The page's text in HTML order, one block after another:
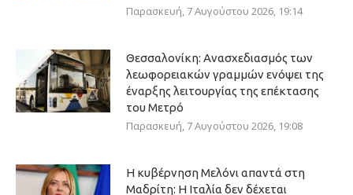
Παρασκευή, 7 Αυγούστου 2026, 19:14
Θεσσαλονίκη: Ανασχεδιασμός των
λεωφορειακών γραμμών ενόψει της
έναρξης λειτουργίας της επέκτασης
του Μετρό
Παρασκευή, 7 Αυγούστου 2026, 19:08
Η κυβέρνηση Μελόνι απαντά στη
Μαδρίτη: Η Ιταλία δεν δέχεται